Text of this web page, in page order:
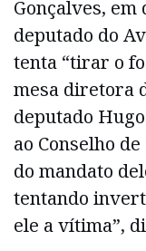
Gonçalves,
deputado do
tenta “tirar o
mesa diretora
deputado
ao Conselho
do mandato
tentando
ele a vítima”,